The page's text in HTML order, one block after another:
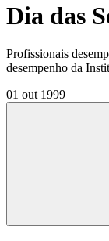
Dia das
Profissionais
desempenho da
01 out 1999